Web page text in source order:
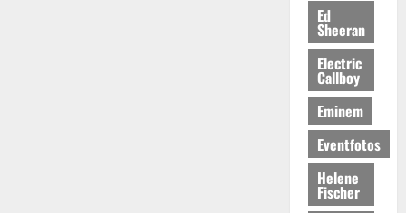
Ed
Sheeran
Electric
Callboy
Eminem
Eventfotos
Helene
Fischer